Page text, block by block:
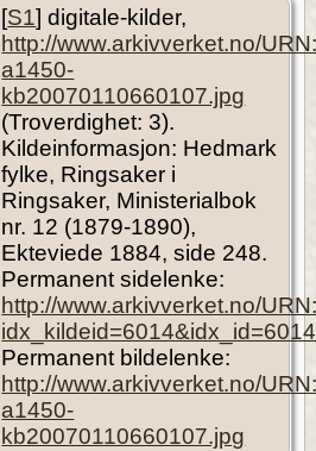
[S1] digitale-kilder,
http://www.arkivverket.no/
a1450-
kb20070110660107.jpg
(Troverdighet: 3).
Kildeinformasjon: Hedmark
fylke, Ringsaker i
Ringsaker, Ministerialbok
nr. 12 (1879-1890),
Ekteviede 1884, side 248.
Permanent sidelenke:
http://www.arkivverket.no/
Permanent bildelenke:
http://www.arkivverket.no/
a1450-
kb20070110660107.jpg